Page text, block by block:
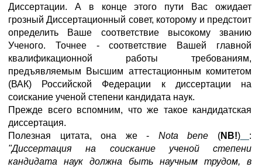
Диссертации. А в конце этого пути Вас ожидает
грозный Диссертационный совет, которому и предстоит
определить Ваше соответствие высокому званию
Ученого. Точнее - соответствие Вашей главной
квалификационной работы требованиям,
предъявляемым Высшим аттестационным комитетом
(ВАК) Российской Федерации к диссертации на
соискание ученой степени кандидата наук.
Прежде всего вспомним, что же такое кандидатская
диссертация.
Полезная цитата, она же - Nota bene (NB!)
:
"Диссертация на соискание ученой степени
кандидата наук должна быть научным трудом, в